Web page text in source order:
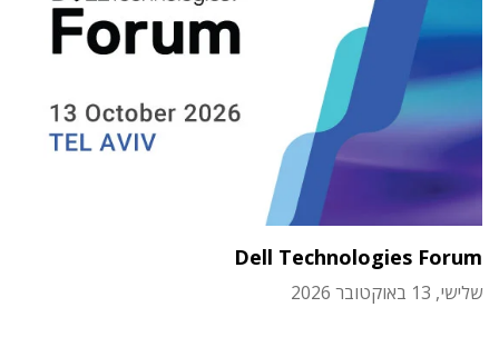
Dell Technologies Forum
שלישי, 13 באוקטובר 2026